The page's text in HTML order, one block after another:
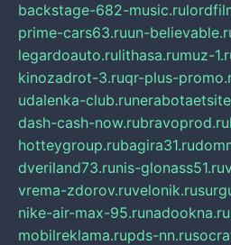
backstage-682-music.ru
prime-cars63.ruun-
legardoauto.rulithasa.rumuz-
kinozadrot-3.ruqr-plus-
udalenka-club.ru
dash-cash-now.rubravoprod.ru
hotteygroup.rubagira31.ru
dveriland73.runis-glonass51.ru
vrema-zdorov.ruvelonik.ru
nike-air-max-95.runadookna.ru
mobilreklama.rupds-nn.ru